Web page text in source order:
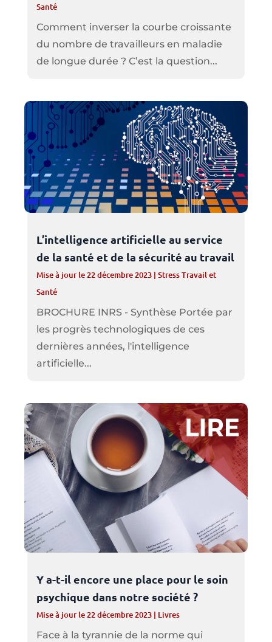
Santé
Comment inverser la courbe croissante
du nombre de travailleurs en maladie
de longue durée ? C’est la question...
L’intelligence artificielle au service
de la santé et de la sécurité au travail
Mise à jour le 22 décembre 2023| Stress Travail et
Santé
BROCHURE INRS - Synthèse Portée par
les progrès technologiques de ces
dernières années, l'intelligence
artificielle...
Y a-t-il encore une place pour le soin
psychique dans notre société ?
Mise à jour le 22 décembre 2023| Livres
Face à la tyrannie de la norme qui